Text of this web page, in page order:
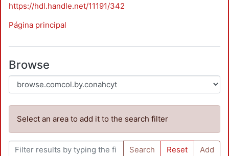
https://hdl.handle.net/11191/342
Página principal
Browse
Select an area to add it to the search filter
Search Reset
Add